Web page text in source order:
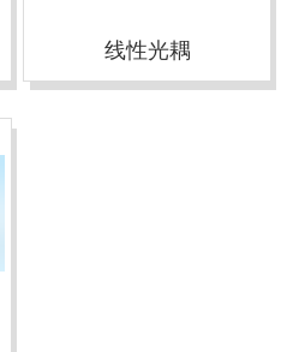
线性光耦